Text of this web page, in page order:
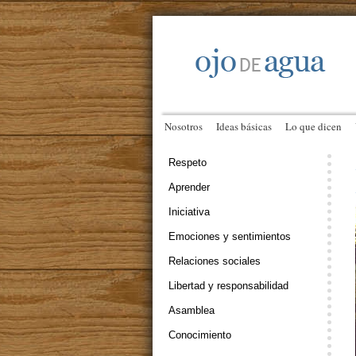
Nosotros Ideas básicas Lo que dicen
Respeto
Aprender
Iniciativa
Emociones y sentimientos
Relaciones sociales
Libertad y responsabilidad
Asamblea
Conocimiento